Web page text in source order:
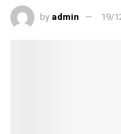
by admin 19/